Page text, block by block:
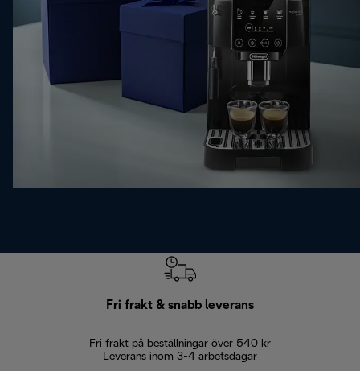
Fri frakt & snabb leverans
Fri frakt på beställningar över 540 kr
Leverans inom 3-4 arbetsdagar